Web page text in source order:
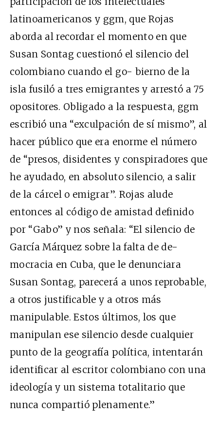
latinoamericanos y ggm, que Rojas
aborda al recordar el momento en que
Susan Sontag cuestionó el silencio del
colombiano cuando el go- bierno de la
isla fusiló a tres emigrantes y arrestó a 75
opositores. Obligado a la respuesta, ggm
escribió una “exculpación de sí mismo”, al
hacer público que era enorme el número
de “presos, disidentes y conspiradores que
he ayudado, en absoluto silencio, a salir
de la cárcel o emigrar”. Rojas alude
entonces al código de amistad definido
por “Gabo” y nos señala: “El silencio de
García Márquez sobre la falta de de-
mocracia en Cuba, que le denunciara
Susan Sontag, parecerá a unos reprobable,
a otros justificable y a otros más
manipulable. Estos últimos, los que
manipulan ese silencio desde cualquier
punto de la geografía política, intentarán
identificar al escritor colombiano con una
ideología y un sistema totalitario que
nunca compartió plenamente.”